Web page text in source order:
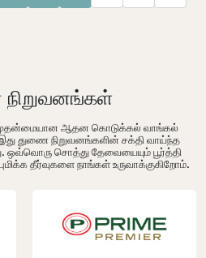
முதன்மையான ஆதன கொடுக்கல் வாங்கல்
இது துணை நிறுவனங்களின் சக்தி வாய்ந்த
சொத்து தேவையையும் பூர்த்தி
தீர்வுகளை நாங்கள் உருவாக்குகிறோம்.